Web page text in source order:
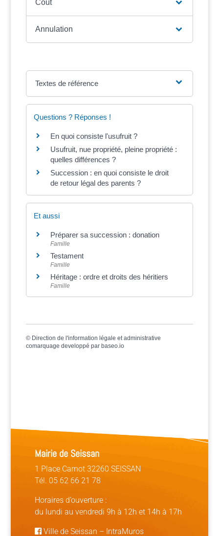
Coût
Annulation
Textes de référence
Questions ? Réponses !
En quoi consiste l'usufruit ?
Usufruit, nue propriété, pleine propriété :
quelles différences ?
Succession : en quoi consiste le droit
de retour légal des parents ?
Et aussi
Préparer sa succession : donation
Famille
Testament
Famille
Héritage : ordre et droits des héritiers
Famille
© Direction de l'information légale et administrative
comarquage developpé par baseo.io
Mairie de Seissan
1 Place Carnot 32260 SEISSAN
Tél. 05 62 66 21 78
Horaires d’ouverture :
du lundi au vendredi 9h à 12h et 14h à 17h
Ville de Seissan – IntraMuros